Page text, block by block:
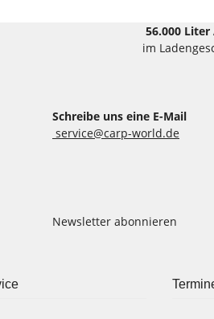
56.000
im
Schreibe uns eine E-Mail
service@carp-world.de
Newsletter abonnieren